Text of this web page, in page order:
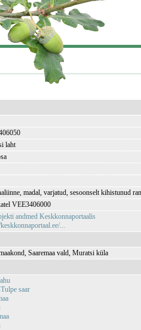
laht
madal, varjatud, sesoonselt kihistunud
VEE3406000
andmed Keskkonnaportaalis
...
Saaremaa vald, Muratsi küla
saar